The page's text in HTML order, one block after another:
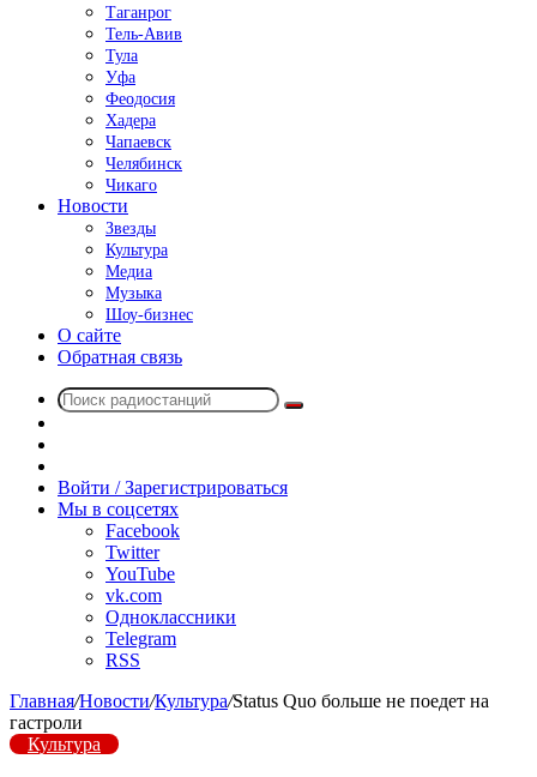
Таганрог
Тель-Авив
Тула
Уфа
Феодосия
Хадера
Чапаевск
Челябинск
Чикаго
Новости
Звезды
Культура
Медиа
Музыка
Шоу-бизнес
О сайте
Обратная связь
Поиск
радио
Войти / Зарегистрироваться
Мы в соцсетях
Facebook
Twitter
YouTube
vk.com
Одноклассники
Telegram
RSS
Главная/Новости/Культура/Status Quo больше не поедет на
гастроли
Культура